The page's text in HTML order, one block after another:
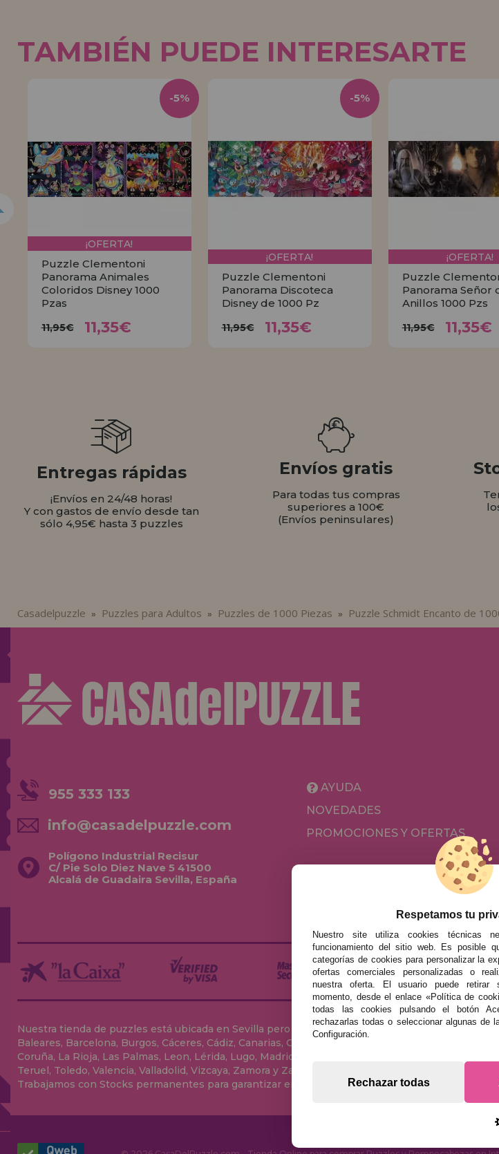
TAMBIÉN PUEDE INTERESARTE
¡OFERTA!
Puzzle Clementoni
Panorama Animales
Coloridos Disney 1000
Pzas
11,95€ 11,35€
-5%
¡OFERTA!
Puzzle Clementoni
Panorama Discoteca
Disney de 1000 Pz
11,95€ 11,35€
-5%
¡OFERTA!
Puzzle
Panorama Señor
Anillos 1000 Pzs
11,95€ 11,35€
Entregas rápidas
¡Envíos en 24/48 horas!
Y con gastos de envío desde tan
sólo 4,95€ hasta 3 puzzles
Envíos gratis
Para todas tus compras
superiores a 100€
(Envíos peninsulares)
Casadelpuzzle » Puzzles para Adultos » Puzzles de 1000 Piezas » Puzzle Schmidt Encanto de
955 333 133
info@casadelpuzzle.com
Polígono Industrial Recisur
C/ Pie Solo Diez Nave 5 41500
Alcalá de Guadaira Sevilla, España
AYUDA
NOVEDADES
PROMOCIONES Y OFERTAS
Nuestra tienda de puzzles está ubicada en Sevilla pero enviamos tus puzzles a cualquier
Baleares, Barcelona, Burgos, Cáceres, Cádiz, Canarias, Cantabria, Castellón, Ceuta, Ciudad Real,
Coruña, La Rioja, Las Palmas, Leon, Lérida, Lugo, Madrid, Málaga, Melilla, Murcia, Navarra,
Teruel, Toledo, Valencia, Valladolid, Vizcaya, Zamora y Zaragoza.
Trabajamos con Stocks permanentes para garantizar entregas rápidas en territorio peninsular,
Respetamos tu
Nuestro site utiliza cookies técnicas
funcionamiento del sitio web. Es posible
categorías de cookies para personalizar la
ofertas comerciales personalizadas o
nuestra oferta. El usuario puede retirar
momento, desde el enlace «Política de
todas las cookies pulsando el botón
rechazarlas todas o seleccionar algunas de
Configuración.
Rechazar todas